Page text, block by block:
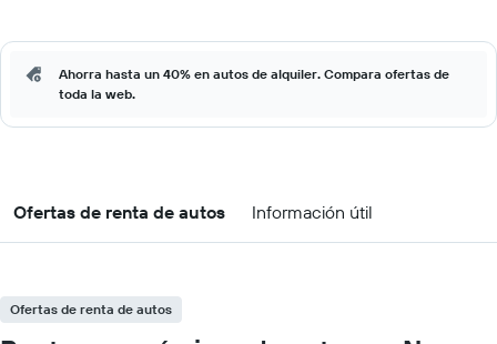
Ahorra hasta un 40% en autos de alquiler. Compara ofertas de
toda la web.
Ofertas de renta de autos Información útil
Ofertas de renta de autos